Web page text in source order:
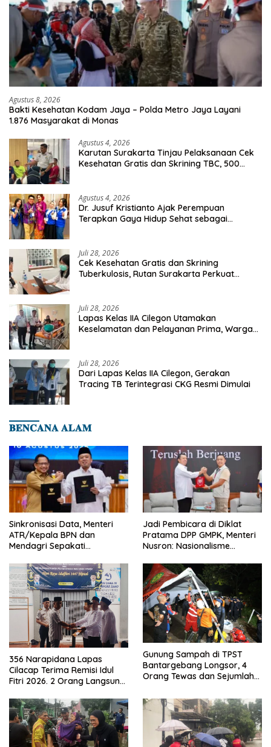
Agustus 8, 2026
Bakti Kesehatan Kodam Jaya – Polda Metro Jaya Layani
1.876 Masyarakat di Monas
Agustus 4, 2026
Karutan Surakarta Tinjau Pelaksanaan Cek
Kesehatan Gratis dan Skrining TBC, 500
Agustus 4, 2026
Dr. Jusuf Kristianto Ajak Perempuan
Terapkan Gaya Hidup Sehat sebagai
Juli 28, 2026
Cek Kesehatan Gratis dan Skrining
Tuberkulosis, Rutan Surakarta Perkuat
Juli 28, 2026
Lapas Kelas IIA Cilegon Utamakan
Keselamatan dan Pelayanan Prima, Warga
Juli 28, 2026
Dari Lapas Kelas IIA Cilegon, Gerakan
Tracing TB Terintegrasi CKG Resmi Dimulai
𝐁𝐄𝐍𝐂𝐀𝐍𝐀 𝐀𝐋𝐀𝐌
Sinkronisasi Data, Menteri
ATR/Kepala BPN dan
Mendagri Sepakati
Jadi Pembicara di Diklat
Pratama DPP GMPK, Menteri
Nusron: Nasionalisme
Kuat
356 Narapidana Lapas
Cilacap Terima Remisi Idul
Fitri 2026. 2 Orang Langsung
Gunung Sampah di TPST
Bantargebang Longsor, 4
Orang Tewas dan Sejumlah